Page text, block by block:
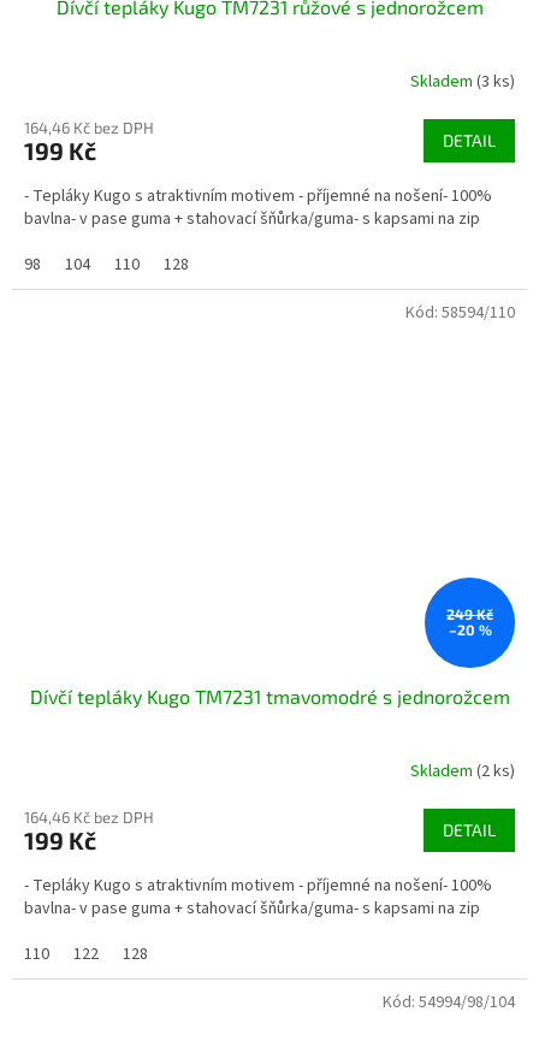
Dívčí tepláky Kugo TM7231 růžové s jednorožcem
Skladem (3 ks)
164,46 Kč bez DPH
199 Kč DETAIL
- Tepláky Kugo s atraktivním motivem - příjemné na nošení- 100%
bavlna- v pase guma + stahovací šňůrka/guma- s kapsami na zip
98
104 110 128
249 Kč
–20 %
Dívčí tepláky Kugo TM7231 tmavomodré s jednorožcem
Skladem (2 ks)
164,46 Kč bez DPH
199 Kč DETAIL
- Tepláky Kugo s atraktivním motivem - příjemné na nošení- 100%
bavlna- v pase guma + stahovací šňůrka/guma- s kapsami na zip
110
122 128
Kód: 58594/110
Kód: 54994/98/104